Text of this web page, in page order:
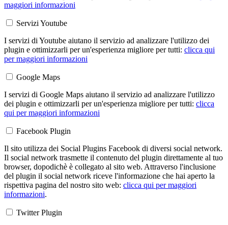
maggiori informazioni
Servizi Youtube
I servizi di Youtube aiutano il servizio ad analizzare l'utilizzo dei
plugin e ottimizzarli per un'esperienza migliore per tutti: clicca qui
per maggiori informazioni
Google Maps
I servizi di Google Maps aiutano il servizio ad analizzare l'utilizzo
dei plugin e ottimizzarli per un'esperienza migliore per tutti: clicca
qui per maggiori informazioni
Facebook Plugin
Il sito utilizza dei Social Plugins Facebook di diversi social network.
Il social network trasmette il contenuto del plugin direttamente al tuo
browser, dopodichè è collegato al sito web. Attraverso l'inclusione
del plugin il social network riceve l'informazione che hai aperto la
rispettiva pagina del nostro sito web: clicca qui per maggiori
informazioni.
Twitter Plugin